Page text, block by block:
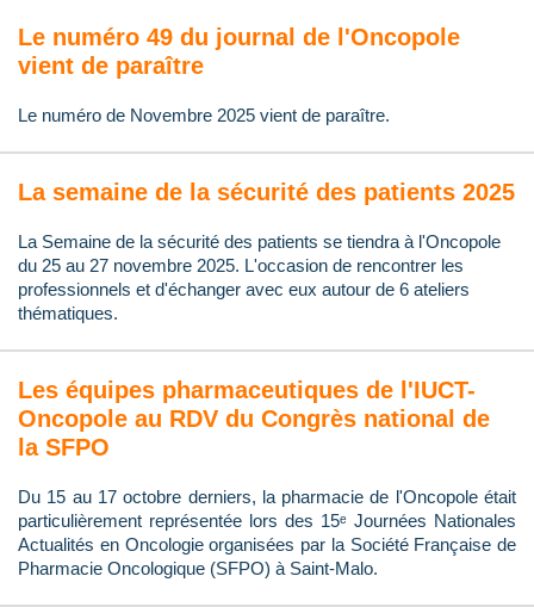
Le numéro 49 du journal de l'Oncopole
vient de paraître
Le numéro de Novembre 2025 vient de paraître.
La semaine de la sécurité des patients 2025
La Semaine de la sécurité des patients se tiendra à l'Oncopole
du 25 au 27 novembre 2025. L'occasion de rencontrer les
professionnels et d'échanger avec eux autour de 6 ateliers
thématiques.
Les équipes pharmaceutiques de l'IUCT-
Oncopole au RDV du Congrès national de
la SFPO
Du 15 au 17 octobre derniers, la pharmacie de l'Oncopole était
particulièrement représentée lors des 15ᵉ Journées Nationales
Actualités en Oncologie organisées par la Société Française de
Pharmacie Oncologique (SFPO) à Saint-Malo.